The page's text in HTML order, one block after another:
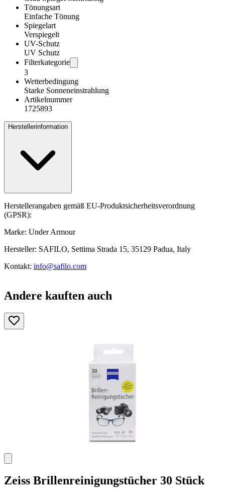
Tönungsart
Einfache Tönung
Spiegelart
Verspiegelt
UV-Schutz
UV Schutz
Filterkategorie
3
Wetterbedingung
Starke Sonneneinstrahlung
Artikelnummer
1725893
Herstellerinformation
Herstellerangaben gemäß EU-Produktsicherheitsverordnung
(GPSR):
Marke: Under Armour
Hersteller: SAFILO, Settima Strada 15, 35129 Padua, Italy
Kontakt: info@safilo.com
Andere kauften auch
Zeiss Brillenreinigungstücher 30 Stück